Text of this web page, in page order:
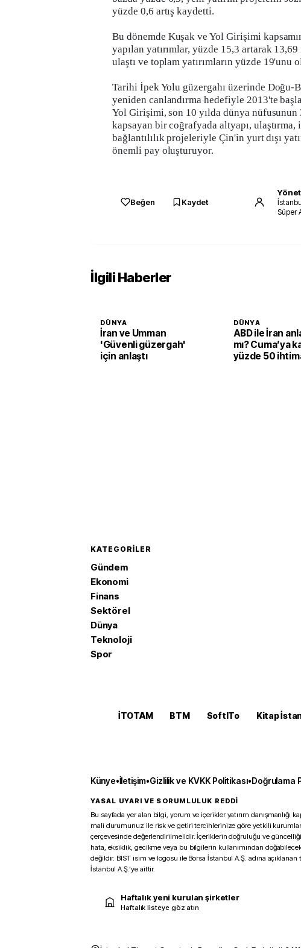
yüzde 0,6 artış kaydetti.
Bu dönemde Kuşak ve Yol Girişimi
yapılan yatırımlar, yüzde 15,3 artarak
ulaştı ve toplam yatırımların yüzde 19'unu
Tarihi İpek Yolu güzergahı üzerinde Doğu-
yeniden canlandırma hedefiyle 2013'te
Yol Girişimi, son 10 yılda dünya nüfusunun
kapsayan bir coğrafyada altyapı,
bağlantılılık projeleriyle Çin'in yurt dışı
önemli pay oluşturuyor.
Beğen Kaydet
Süper
İlgili Haberler
DÜNYA
İran ve Umman
'Güvenli güzergah'
için anlaştı
DÜNYA
ABD ile İran
mı? Cuma’ya
yüzde 50
KATEGORILER
Gündem
Ekonomi
Finans
Sektörel
Dünya
Teknoloji
Spor
İTOTAM BTM SoftITo Kitap
Künye•İletişim•Gizlilik ve KVKK Politikası•Doğrulama
YASAL UYARI VE SORUMLULUK REDDİ
Bu sayfada yer alan bilgi, yorum ve içerikler yatırım danışmanlığı
mali durumunuz ile risk ve getiri tercihlerinize göre yetkili
çerçevesinde değerlendirilmelidir. İçeriklerin doğruluğu ve
hata, eksiklik, gecikme veya bu bilgilerin kullanımından
değildir. BIST isim ve logosu ile Borsa İstanbul A.Ş. adına
İstanbul A.Ş.’ye aittir.
Haftalık yeni kurulan şirketler
Haftalık listeye göz atın